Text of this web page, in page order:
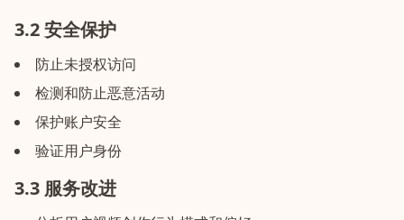
3.2 安全保护
防止未授权访问
检测和防止恶意活动
保护账户安全
验证用户身份
3.3 服务改进